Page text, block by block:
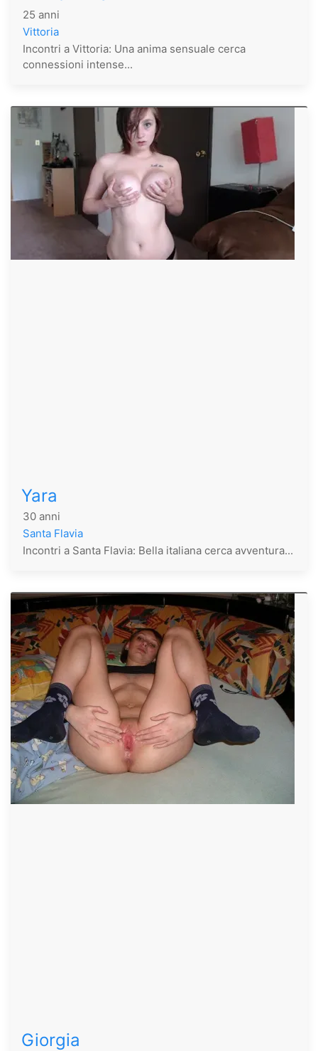
25 anni
Vittoria
Incontri a Vittoria: Una anima sensuale cerca
connessioni intense...
Yara
30 anni
Santa Flavia
Incontri a Santa Flavia: Bella italiana cerca avventura...
Giorgia